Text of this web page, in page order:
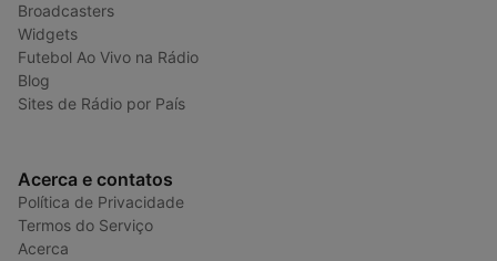
Broadcasters
Widgets
Futebol Ao Vivo na Rádio
Blog
Sites de Rádio por País
Acerca e contatos
Política de Privacidade
Termos do Serviço
Acerca